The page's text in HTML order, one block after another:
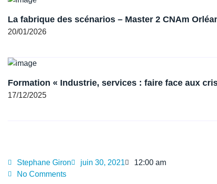
Stephane Giron juin 30, 2021
12:00 am
No Comments
La fabrique des scénarios – Master 2 CNAm
20/01/2026
Formation « Industrie, services : faire face aux
17/12/2025